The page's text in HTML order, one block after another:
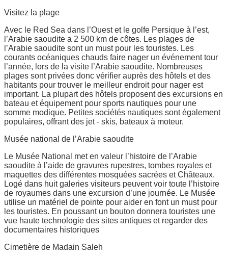
Visitez la plage
Avec le Red Sea dans l’Ouest et le golfe Persique à l’est,
l’Arabie saoudite a 2 500 km de côtes. Les plages de
l’Arabie saoudite sont un must pour les touristes. Les
courants océaniques chauds faire nager un événement tour
l’année, lors de la visite l’Arabie saoudite. Nombreuses
plages sont privées donc vérifier auprès des hôtels et des
habitants pour trouver le meilleur endroit pour nager est
important. La plupart des hôtels proposent des excursions en
bateau et équipement pour sports nautiques pour une
somme modique. Petites sociétés nautiques sont également
populaires, offrant des jet - skis, bateaux à moteur.
Musée national de l’Arabie saoudite
Le Musée National met en valeur l’histoire de l’Arabie
saoudite à l’aide de gravures rupestres, tombes royales et
maquettes des différentes mosquées sacrées et Châteaux.
Logé dans huit galeries visiteurs peuvent voir toute l’histoire
de royaumes dans une excursion d’une journée. Le Musée
utilise un matériel de pointe pour aider en font un must pour
les touristes. En poussant un bouton donnera touristes une
vue haute technologie des sites antiques et regarder des
documentaires historiques
Cimetière de Madain Saleh